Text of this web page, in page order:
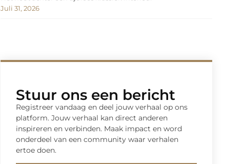
Juli 31, 2026
Stuur ons een bericht
Registreer vandaag en deel jouw verhaal op ons
platform. Jouw verhaal kan direct anderen
inspireren en verbinden. Maak impact en word
onderdeel van een community waar verhalen
ertoe doen.